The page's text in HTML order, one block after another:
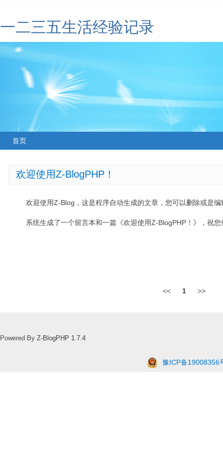
一二三五生活经验记录
首页
欢迎使用Z-BlogPHP！
欢迎使用Z-Blog，这是程序自动生成的文章，您可以删除或是编
系统生成了一个留言本和一篇《欢迎使用Z-BlogPHP！》，祝
<< 1 >>
Powered By Z-BlogPHP 1.7.4
豫ICP备19008356